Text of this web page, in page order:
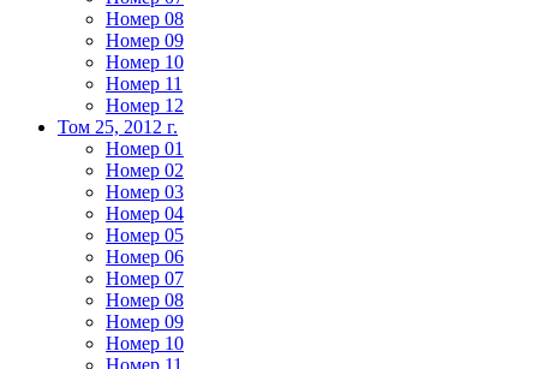
Номер 08
Номер 09
Номер 10
Номер 11
Номер 12
Том 25, 2012 г.
Номер 01
Номер 02
Номер 03
Номер 04
Номер 05
Номер 06
Номер 07
Номер 08
Номер 09
Номер 10
Номер 11